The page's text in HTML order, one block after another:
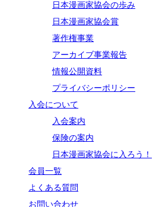
日本漫画家協会の歩み
日本漫画家協会賞
著作権事業
アーカイブ事業報告
情報公開資料
プライバシーポリシー
入会について
入会案内
保険の案内
日本漫画家協会に入ろう！
会員一覧
よくある質問
お問い合わせ